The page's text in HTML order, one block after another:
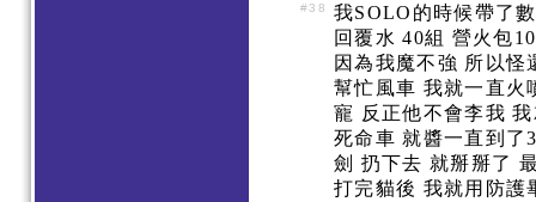
#38
我SOLO的時候帶了
回覆水 40組 營火包
因為我魔不強 所以怪
幫忙風車 我就一直火
寵 反正他不會李我
死命車 就醬一直到了
劍 扔下去 就掰掰了
打完貓後 我就用防